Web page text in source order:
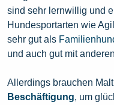
sind sehr lernwillig und
Hundesportarten wie
sehr gut als
und auch gut mit
Allerdings brauchen
Beschäftigung, um